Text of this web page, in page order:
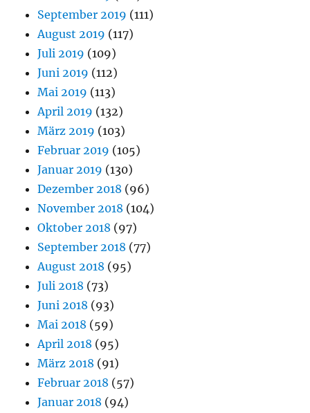
September 2019 (111)
August 2019 (117)
Juli 2019 (109)
Juni 2019 (112)
Mai 2019 (113)
April 2019 (132)
März 2019 (103)
Februar 2019 (105)
Januar 2019 (130)
Dezember 2018 (96)
November 2018 (104)
Oktober 2018 (97)
September 2018 (77)
August 2018 (95)
Juli 2018 (73)
Juni 2018 (93)
Mai 2018 (59)
April 2018 (95)
März 2018 (91)
Februar 2018 (57)
Januar 2018 (94)